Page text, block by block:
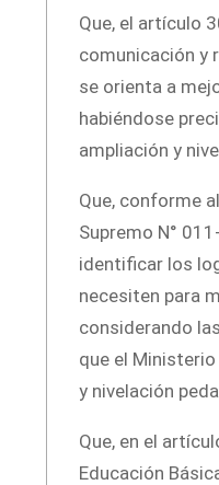
Que, el artículo
comunicación y
se orienta a
habiéndose
ampliación y
Que, conforme
Supremo N°
identificar los
necesiten para
considerando
que el
y nivelación
Que, en el
Educación